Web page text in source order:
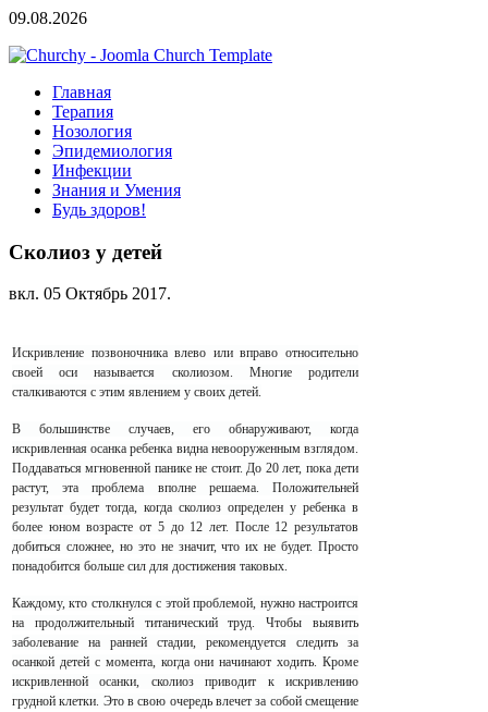
09.08.2026
Главная
Терапия
Нозология
Эпидемиология
Инфекции
Знания и Умения
Будь здоров!
Сколиоз у детей
вкл. 05 Октябрь 2017.
Искривление позвоночника влево или вправо относительно
своей оси называется сколиозом. Многие родители
сталкиваются с этим явлением у своих детей.
В большинстве случаев, его обнаруживают, когда
искривленная осанка ребенка видна невооруженным взглядом.
Поддаваться мгновенной панике не стоит. До 20 лет, пока дети
растут, эта проблема вполне решаема. Положительней
результат будет тогда, когда сколиоз определен у ребенка в
более юном возрасте от 5 до 12 лет. После 12 результатов
добиться сложнее, но это не значит, что их не будет. Просто
понадобится больше сил для достижения таковых.
Каждому, кто столкнулся с этой проблемой, нужно настроится
на продолжительный титанический труд. Чтобы выявить
заболевание на ранней стадии, рекомендуется следить за
осанкой детей с момента, когда они начинают ходить. Кроме
искривленной осанки, сколиоз приводит к искривлению
грудной клетки. Это в свою очередь влечет за собой смещение